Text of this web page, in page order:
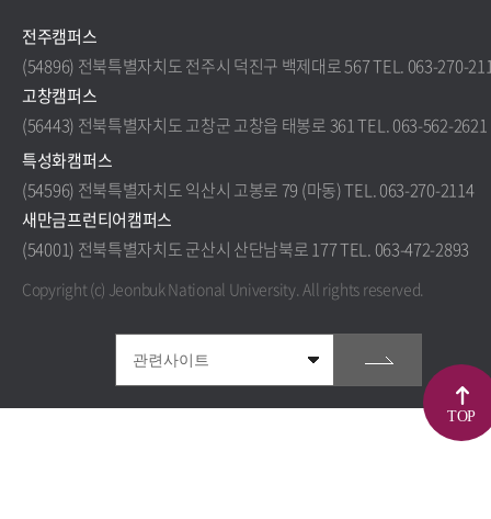
전주캠퍼스
(54896) 전북특별자치도 전주시 덕진구 백제대로 567 TEL. 063-270-
고창캠퍼스
(56443) 전북특별자치도 고창군 고창읍 태봉로 361 TEL. 063-562-2621
특성화캠퍼스
(54596) 전북특별자치도 익산시 고봉로 79 (마동) TEL. 063-270-2114
새만금프런티어캠퍼스
(54001) 전북특별자치도 군산시 산단남북로 177 TEL. 063-472-2893
Copyright (c) Jeonbuk National University.All rights reserved.
TOP